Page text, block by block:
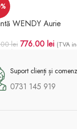
WENDY Aurie
lei 776.00 lei (TVA
Suport clienți și
0731 145 919